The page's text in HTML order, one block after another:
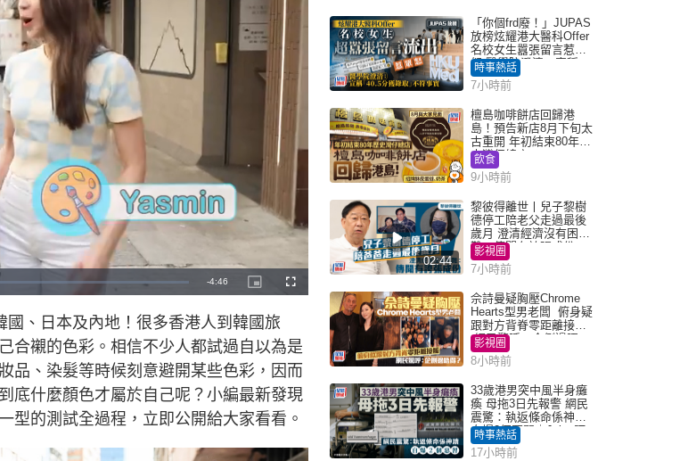
R
a
n
-4:46
P
i
u
r
e
-
i
c
t
u
F
u
r
e
e
n
、日本及內地！很多香港人到韓國旅
合襯的色彩。相信不少人都試過自以為是
品、染髮等時候刻意避開某些色彩，因而
底什麼顏色才屬於自己呢？小編最新發現
型的測試全過程，立即公開給大家看看。
「你個frd廢！」JUPAS
放榜炫耀港大醫科Offer
名校女生囂張留言惹眾
怒 醫學院澄清：宣稱
「40.5分獲錄取」不符事
實｜Juicy叮
時事熱話
7小時前
檀島咖啡餅店回歸港
島！預告新店8月下旬太
古重開 年初結束80年歷
史灣仔總店
飲食
9小時前
02:44
黎彼得離世丨兒子黎樹
德停工陪老父走過最後
歲月 澄清經濟沒有困
難：傳聞有誇張成份
影視圈
7小時前
佘詩曼疑胸壓Chrome
Hearts型男老闆 俯身疑
跟對方背脊零距離接觸
網民驚呼：企側邊唔
得？
影視圈
8小時前
33歲港男突中風半身癱
瘓 母拖3日先報警 網民
震驚：執返條命係神蹟
自爆2個惡習｜Juicy叮
時事熱話
17小時前